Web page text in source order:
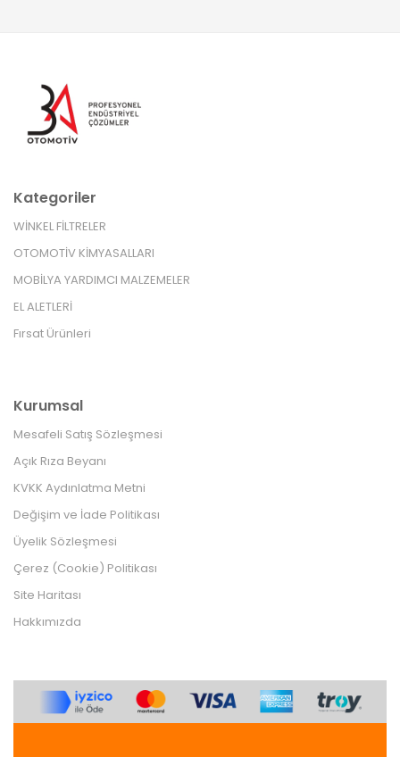
Kategoriler
WİNKEL FİLTRELER
OTOMOTİV KİMYASALLARI
MOBİLYA YARDIMCI MALZEMELER
EL ALETLERİ
Fırsat Ürünleri
Kurumsal
Mesafeli Satış Sözleşmesi
Açık Rıza Beyanı
KVKK Aydınlatma Metni
Değişim ve İade Politikası
Üyelik Sözleşmesi
Çerez (Cookie) Politikası
Site Haritası
Hakkımızda